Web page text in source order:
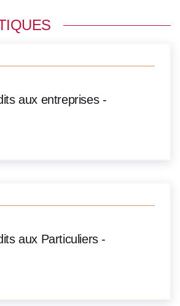
aux entreprises -
aux Particuliers -